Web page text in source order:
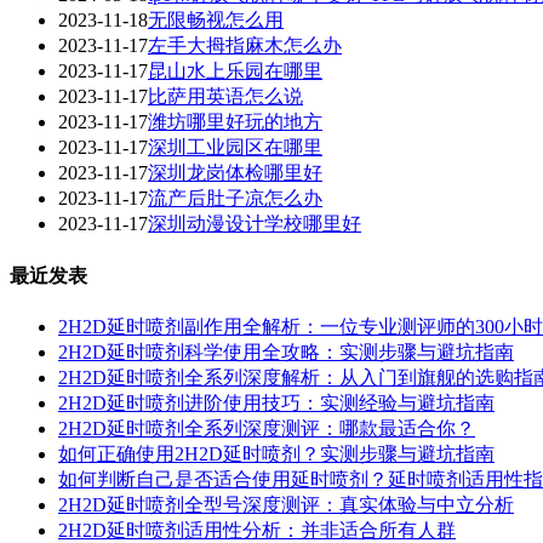
2023-11-18无限畅视怎么用
2023-11-17左手大拇指麻木怎么办
2023-11-17昆山水上乐园在哪里
2023-11-17比萨用英语怎么说
2023-11-17潍坊哪里好玩的地方
2023-11-17深圳工业园区在哪里
2023-11-17深圳龙岗体检哪里好
2023-11-17流产后肚子凉怎么办
2023-11-17深圳动漫设计学校哪里好
最近发表
2H2D延时喷剂副作用全解析：一位专业测评师的300小
2H2D延时喷剂科学使用全攻略：实测步骤与避坑指南
2H2D延时喷剂全系列深度解析：从入门到旗舰的选购指
2H2D延时喷剂进阶使用技巧：实测经验与避坑指南
2H2D延时喷剂全系列深度测评：哪款最适合你？
如何正确使用2H2D延时喷剂？实测步骤与避坑指南
如何判断自己是否适合使用延时喷剂？延时喷剂适用性
2H2D延时喷剂全型号深度测评：真实体验与中立分析
2H2D延时喷剂适用性分析：并非适合所有人群